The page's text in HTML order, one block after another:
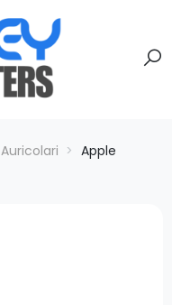
Auricolari
Apple